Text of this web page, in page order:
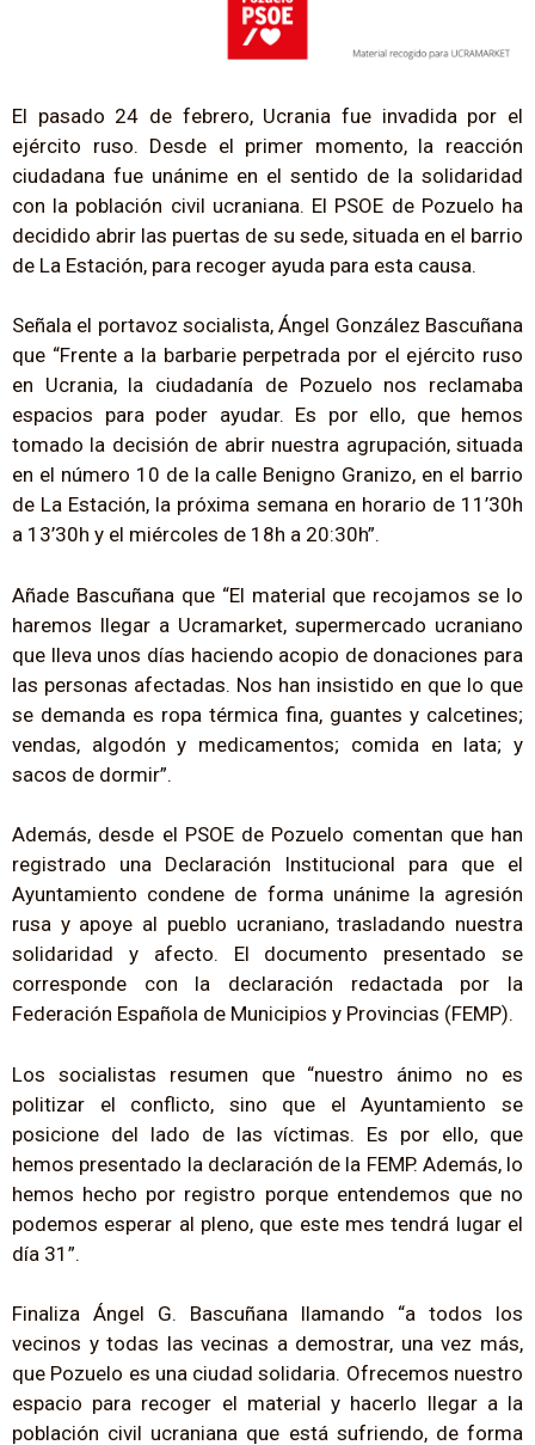
El pasado 24 de febrero, Ucrania fue invadida por el
ejército ruso. Desde el primer momento, la reacción
ciudadana fue unánime en el sentido de la solidaridad
con la población civil ucraniana. El PSOE de Pozuelo ha
decidido abrir las puertas de su sede, situada en el barrio
de La Estación, para recoger ayuda para esta causa.
Señala el portavoz socialista, Ángel González Bascuñana
que “Frente a la barbarie perpetrada por el ejército ruso
en Ucrania, la ciudadanía de Pozuelo nos reclamaba
espacios para poder ayudar. Es por ello, que hemos
tomado la decisión de abrir nuestra agrupación, situada
en el número 10 de la calle Benigno Granizo, en el barrio
de La Estación, la próxima semana en horario de 11’30h
a 13’30h y el miércoles de 18h a 20:30h”.
Añade Bascuñana que “El material que recojamos se lo
haremos llegar a Ucramarket, supermercado ucraniano
que lleva unos días haciendo acopio de donaciones para
las personas afectadas. Nos han insistido en que lo que
se demanda es ropa térmica fina, guantes y calcetines;
vendas, algodón y medicamentos; comida en lata; y
sacos de dormir”.
Además, desde el PSOE de Pozuelo comentan que han
registrado una Declaración Institucional para que el
Ayuntamiento condene de forma unánime la agresión
rusa y apoye al pueblo ucraniano, trasladando nuestra
solidaridad y afecto. El documento presentado se
corresponde con la declaración redactada por la
Federación Española de Municipios y Provincias (FEMP).
Los socialistas resumen que “nuestro ánimo no es
politizar el conflicto, sino que el Ayuntamiento se
posicione del lado de las víctimas. Es por ello, que
hemos presentado la declaración de la FEMP. Además, lo
hemos hecho por registro porque entendemos que no
podemos esperar al pleno, que este mes tendrá lugar el
día 31”.
Finaliza Ángel G. Bascuñana llamando “a todos los
vecinos y todas las vecinas a demostrar, una vez más,
que Pozuelo es una ciudad solidaria. Ofrecemos nuestro
espacio para recoger el material y hacerlo llegar a la
población civil ucraniana que está sufriendo, de forma